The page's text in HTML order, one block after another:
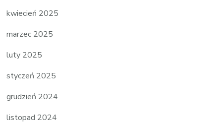
kwiecień 2025
marzec 2025
luty 2025
styczeń 2025
grudzień 2024
listopad 2024